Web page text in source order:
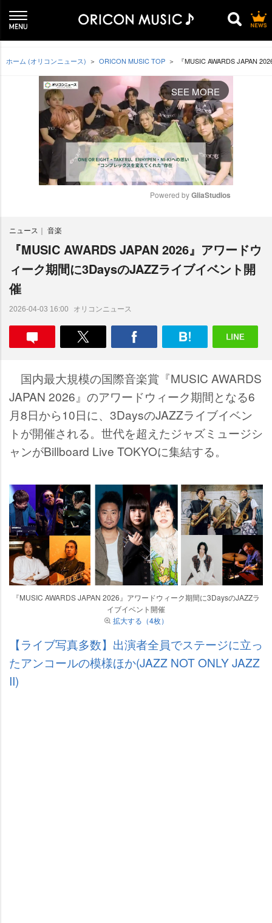
ホーム (オリコンニュース) ORICON MUSIC TOP 『MUSIC AWARDS JAPAN
SEE MORE
e
Powered by GliaStudios
ニュース 音楽
『MUSIC AWARDS JAPAN 2026』アワードウ
ィーク期間に3DaysのJAZZライブイベント開
催
2026-04-03 16:00 オリコンニュース
国内最大規模の国際音楽賞『MUSIC AWARDS
JAPAN 2026』のアワードウィーク期間となる6
月8日から10日に、3DaysのJAZZライブイベン
トが開催される。世代を超えたジャズミュージシ
ャンがBillboard Live TOKYOに集結する。
『MUSIC AWARDS JAPAN 2026』アワードウィーク期間に3DaysのJAZZラ
イブイベント開催
拡大する（4枚）
【ライブ写真多数】出演者全員でステージに立っ
たアンコールの模様ほか(JAZZ NOT ONLY JAZZ
II)